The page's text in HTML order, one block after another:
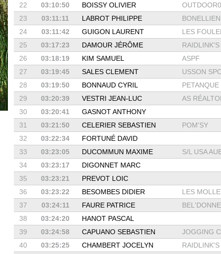
22
03:10:50 BOISSY OLIVIER
23
03:11:11 LABROT PHILIPPE
BONELLIEN
24
03:11:42 GUIGON LAURENT
LES
25
03:17:23 DAMOUR JÉRÔME
26
03:18:19 KIM SAMUEL
ASPF
27
03:19:45 SALES CLEMENT
USSON
28
03:19:50 BONNAUD CYRIL
29
03:20:39 VESTRI JEAN-LUC
AS
30
03:20:41
GASNOT ANTHONY
31
03:21:50 CELERIER SEBASTIEN
POM'SY
32
03:22:34
FORTUNÉ DAVID
33
03:23:05 DUCOMMUN MAXIME
S/L USA
34
03:23:17
DIGONNET MARC
35
03:23:21
PREVOT LOIC
36
03:23:22 BESOMBES DIDIER
LES
37
03:24:11 FAURE PATRICE
38
03:24:20
HANOT PASCAL
39
03:24:58 CAPUANO SEBASTIEN
JOGGING
40
03:25:25 CHAMBERT JOCELYN